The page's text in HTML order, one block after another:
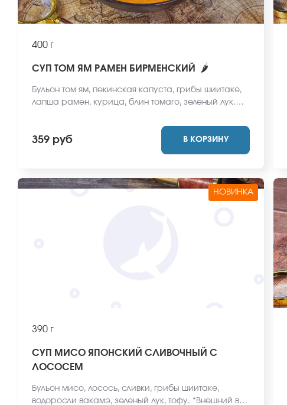
400 г
СУП ТОМ ЯМ РАМЕН БИРМЕНСКИЙ 🌶
Бульон том ям, пекинская капуста, грибы шиитаке,
лапша рамен, курица, блин томаго, зеленый лук.
359 руб В КОРЗИНУ
НОВИНКА
390 г
СУП МИСО ЯПОНСКИЙ СЛИВОЧНЫЙ С
ЛОСОСЕМ
Бульон мисо, лосось, сливки, грибы шиитаке,
водоросли вакамэ, зеленый лук, тофу. *Внешний вид